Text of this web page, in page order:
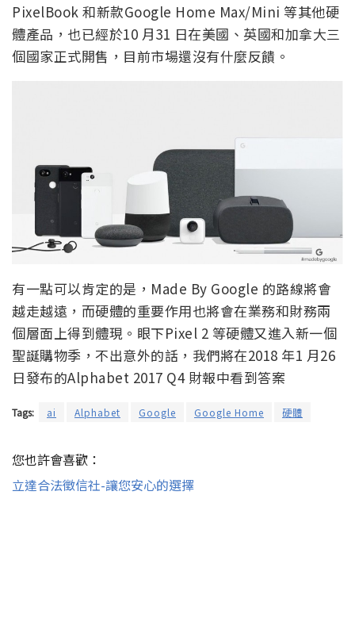
PixelBook 和新款Google Home Max/Mini 等其他硬
體產品，也已經於10 月31 日在美國、英國和加拿大三
個國家正式開售，目前市場還沒有什麼反饋。
有一點可以肯定的是，Made By Google 的路線將會
越走越遠，而硬體的重要作用也將會在業務和財務兩
個層面上得到體現。眼下Pixel 2 等硬體又進入新一個
聖誕購物季，不出意外的話，我們將在2018 年1 月26
日發布的Alphabet 2017 Q4 財報中看到答案
Tags: ai Alphabet Google Google Home 硬體
您也許會喜歡：
立達合法徵信社-讓您安心的選擇